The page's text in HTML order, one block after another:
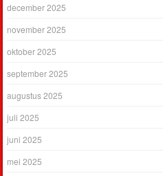
december 2025
november 2025
oktober 2025
september 2025
augustus 2025
juli 2025
juni 2025
mei 2025